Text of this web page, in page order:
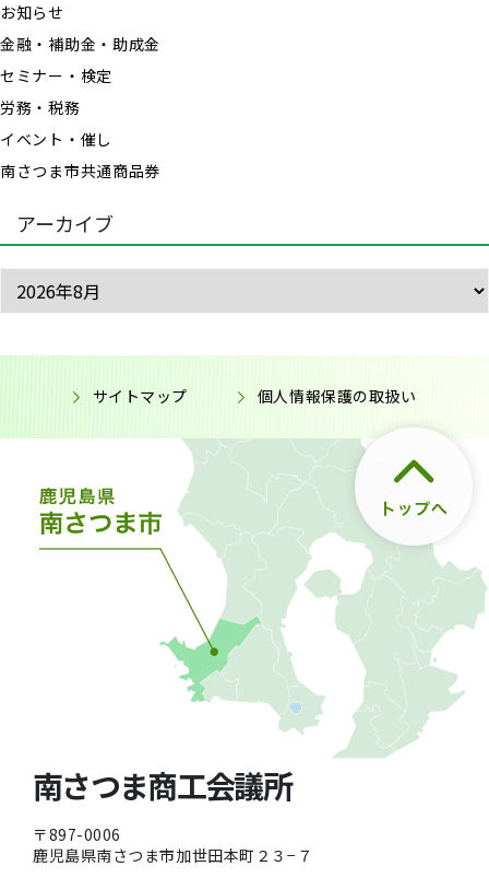
お知らせ
金融・補助金・助成金
セミナー・検定
労務・税務
イベント・催し
南さつま市共通商品券
アーカイブ
サイトマップ 個人情報保護の取扱い
南さつま商工会議所
〒897-0006
鹿児島県南さつま市加世田本町２３−７